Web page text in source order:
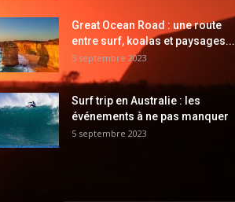
Great Ocean Road : une route
entre surf, koalas et paysages...
5 septembre 2023
Surf trip en Australie : les
événements à ne pas manquer
5 septembre 2023